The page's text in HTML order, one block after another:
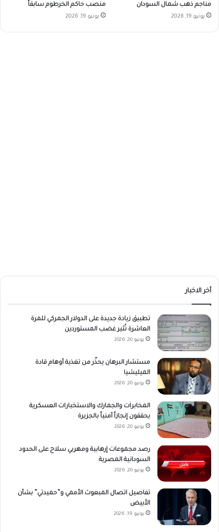
مناجم ذهب شمال السودان
يونيو 19, 2026
منصب حاكم الخرطوم سابقاً
يونيو 19, 2026
أخر الاخبار
تطبيق زيادة جديدة على الدولار الجمركي للمرة
العاشرة تُثير غضب المستوردين
يونيو 20, 2026
مستشار البرهان يحذّر من تغذية أوهام قادة
الميليشيا
يونيو 20, 2026
المخابرات والجمارك والاستخبارات العسكرية
يحققون إنجازاً أمنياً بالجزيرة
يونيو 20, 2026
رصد مجموعات إرهابية ومهربي سلاح على الحدود
السودانية المصرية
يونيو 20, 2026
تفاصيل اتصال المبعوث الأممي و”حميدتي” بشأن
الأبيض
يونيو 19, 2026